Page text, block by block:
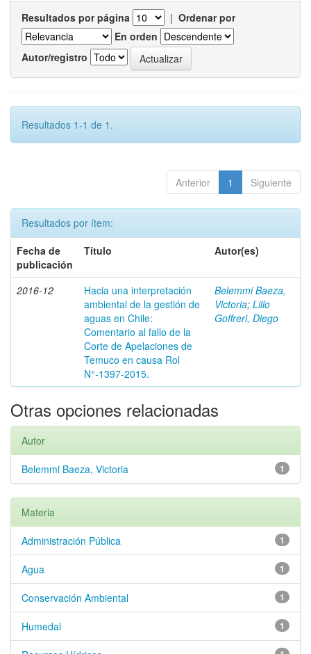
Resultados por página | Ordenar por
En orden
Autor/registro
Resultados 1-1 de 1.
Anterior 1 Siguiente
Resultados por ítem:
Fecha de
publicación
Título Autor(es)
2016-12
Hacia una interpretación
ambiental de la gestión de
aguas en Chile:
Comentario al fallo de la
Corte de Apelaciones de
Temuco en causa Rol
N°-1397-2015.
Belemmi Baeza,
Victoria; Lillo
Goffreri, Diego
Otras opciones relacionadas
Autor
1
Belemmi Baeza, Victoria
Materia
1
Administración Pública
1
Agua
1
Conservación Ambiental
1
Humedal